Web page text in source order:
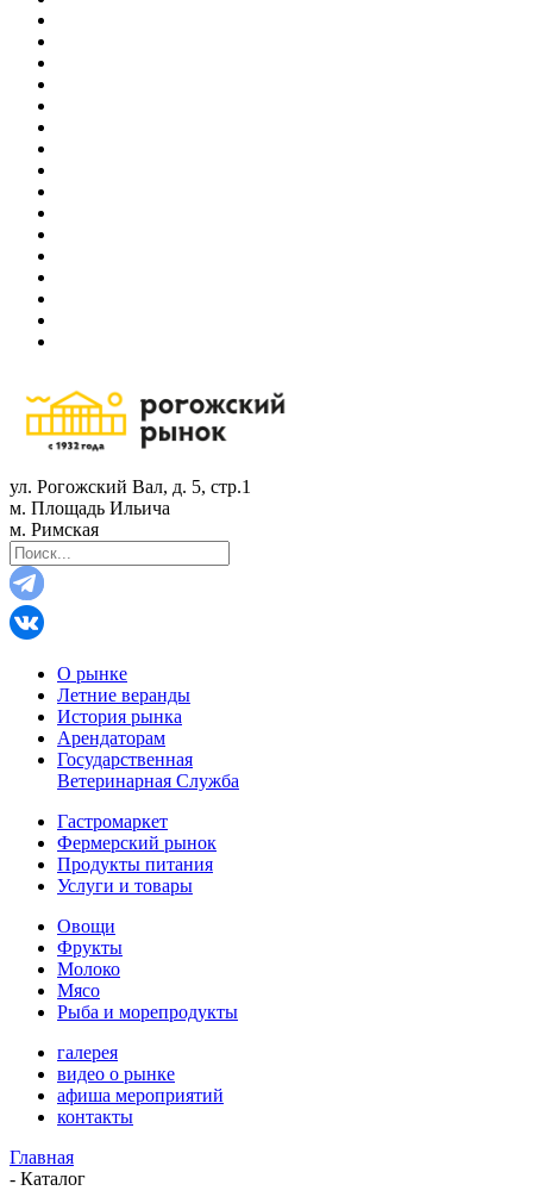
ул. Рогожский Вал, д. 5, стр.1
м. Площадь Ильича
м. Римская
О рынке
Летние веранды
История рынка
Арендаторам
Государственная
Ветеринарная Служба
Гастромаркет
Фермерский рынок
Продукты питания
Услуги и товары
Овощи
Фрукты
Молоко
Мясо
Рыба и морепродукты
галерея
видео о рынке
афиша мероприятий
контакты
Главная
- Каталог